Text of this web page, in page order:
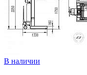
В наличии